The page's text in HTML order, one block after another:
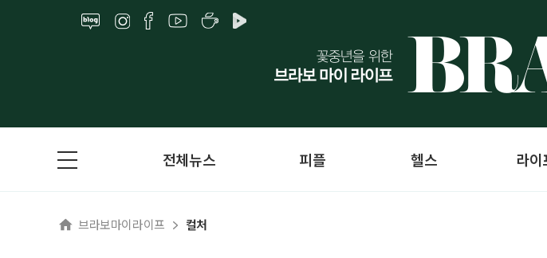
전체뉴스 피플 헬스 라이
브라보마이라이프 컬처